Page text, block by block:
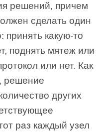
решений, причем
сделать один
какую-то
поднять мятеж или
или нет. Как
решение
других
раз каждый узел